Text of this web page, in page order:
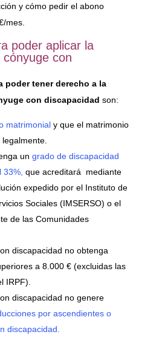
y cómo pedir el abono
mes.
poder aplicar la
con
poder tener derecho a la
con discapacidad son:
matrimonialy que el matrimonio
legalmente.
un grado de discapacidad
que acreditará mediante
expedido por el Instituto de
Sociales (IMSERSO) o el
de las Comunidades
discapacidad no obtenga
a 8.000 € (excluidas las
IRPF).
discapacidad no genere
por ascendientes o
discapacidad.